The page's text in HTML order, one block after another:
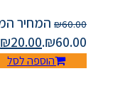
₪60.00
המחיר
₪60.00.
₪20.00
הוספה לסל